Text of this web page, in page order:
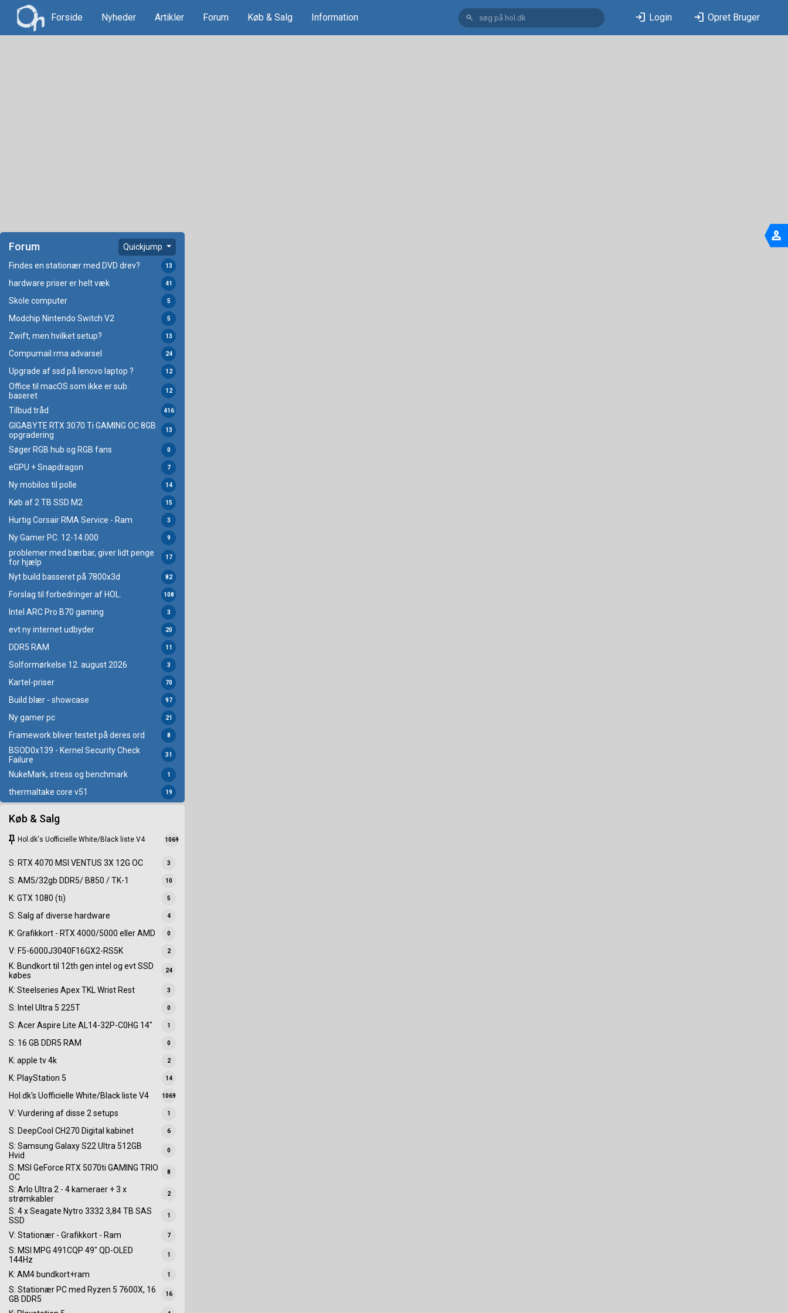
Forside Nyheder Artikler Forum Køb & Salg Information search login Login login Opret Bruger
Forum Quickjump
Findes en stationær med DVD drev? 13
hardware priser er helt væk 41
Skole computer 5
Modchip Nintendo Switch V2 5
Zwift, men hvilket setup? 13
Compumail rma advarsel 24
Upgrade af ssd på lenovo laptop ? 12
Office til macOS som ikke er sub.
baseret
12
Tilbud tråd 416
GIGABYTE RTX 3070 Ti GAMING OC 8GB
opgradering
13
Søger RGB hub og RGB fans 0
eGPU + Snapdragon 7
Ny mobilos til polle 14
Køb af 2 TB SSD M2 15
Hurtig Corsair RMA Service - Ram 3
Ny Gamer PC. 12-14.000 9
problemer med bærbar, giver lidt penge
for hjælp
17
Nyt build basseret på 7800x3d 82
Forslag til forbedringer af HOL. 108
Intel ARC Pro B70 gaming 3
evt ny internet udbyder 20
DDR5 RAM 11
Solformørkelse 12. august 2026 3
Kartel-priser 70
Build blær - showcase 97
Ny gamer pc 21
Framework bliver testet på deres ord 8
BSOD0x139 - Kernel Security Check
Failure
31
NukeMark, stress og benchmark 1
thermaltake core v51 19
Køb & Salg
keep Hol.dk's Uofficielle White/Black liste V4 1069
S: RTX 4070 MSI VENTUS 3X 12G OC 3
S: AM5/32gb DDR5/ B850 / TK-1 10
K: GTX 1080 (ti) 5
S: Salg af diverse hardware 4
K: Grafikkort - RTX 4000/5000 eller AMD 0
V: F5-6000J3040F16GX2-RS5K 2
K: Bundkort til 12th gen intel og evt SSD
købes
24
K: Steelseries Apex TKL Wrist Rest 3
S: Intel Ultra 5 225T 0
S: Acer Aspire Lite AL14-32P-C0HG 14" 1
S: 16 GB DDR5 RAM 0
K: apple tv 4k 2
K: PlayStation 5 14
Hol.dk's Uofficielle White/Black liste V4 1069
V: Vurdering af disse 2 setups 1
S: DeepCool CH270 Digital kabinet 6
S: Samsung Galaxy S22 Ultra 512GB
Hvid
0
S: MSI GeForce RTX 5070ti GAMING TRIO
OC
8
S: Arlo Ultra 2 - 4 kameraer + 3 x
strømkabler
2
S: 4 x Seagate Nytro 3332 3,84 TB SAS
SSD
1
V: Stationær - Grafikkort - Ram 7
S: MSI MPG 491CQP 49" QD-OLED
144Hz
1
K: AM4 bundkort+ram 1
S: Stationær PC med Ryzen 5 7600X, 16
GB DDR5
16
person